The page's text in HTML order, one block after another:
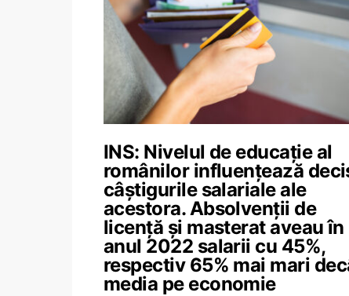
INS: Nivelul de educație al
românilor influențează
câștigurile salariale ale
acestora. Absolvenții de
licență și masterat aveau în
anul 2022 salarii cu 45%,
respectiv 65% mai mari
media pe economie